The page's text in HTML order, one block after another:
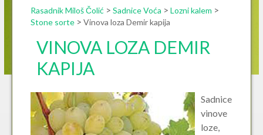
Rasadnik Miloš Čolić > Sadnice Voća > Lozni kalem >
Stone sorte> Vinova loza Demir kapija
VINOVA LOZA DEMIR
KAPIJA
Sadnice
vinove
loze,